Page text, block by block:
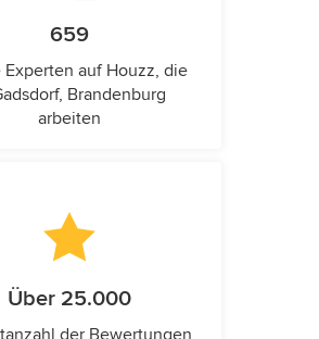
659
Experten auf Houzz, die
Brandenburg
arbeiten
Über 25.000